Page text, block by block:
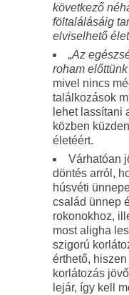
következő
föltalálásáig
elviselhető
„Az
roham
mivel nincs
találkozások
lehet lassítani
közben
életéért.
Várhatóan
döntés arról,
húsvéti
család ünnep
rokonokhoz,
most aligha
szigorú
érthető,
korlátozás
lejár, így kell